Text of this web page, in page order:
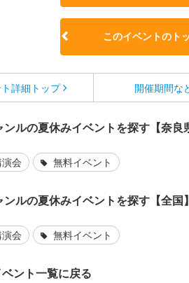
このイベントのト
詳細 トップ 開催期間な
ルの夏休みイベントを探す【奈良
会 無料イベント
ルの夏休みイベントを探す【全国】
会 無料イベント
ント一覧に戻る